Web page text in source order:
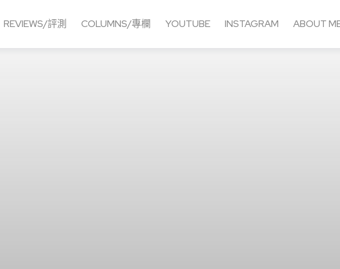
REVIEWS/評測 COLUMNS/專欄 YOUTUBE INSTAGRAM ABOUT